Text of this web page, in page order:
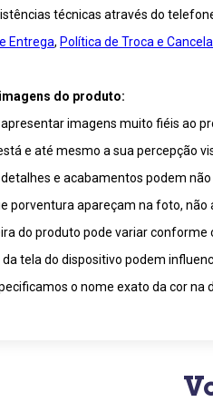
técnicas através do
Entrega, Política de Troca e
do produto:
imagens muito fiéis ao
e até mesmo a sua percepção
e acabamentos podem
porventura apareçam na foto, não
do produto pode variar
tela do dispositivo podem
o nome exato da cor